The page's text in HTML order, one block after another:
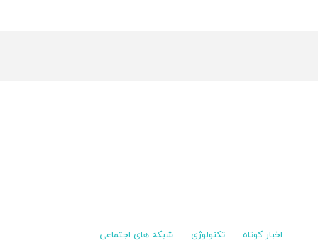
اخبار کوتاه تکنولوژی شبکه های اجتماعی